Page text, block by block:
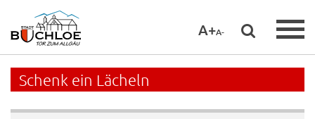
A+A-
Schenk ein Lächeln